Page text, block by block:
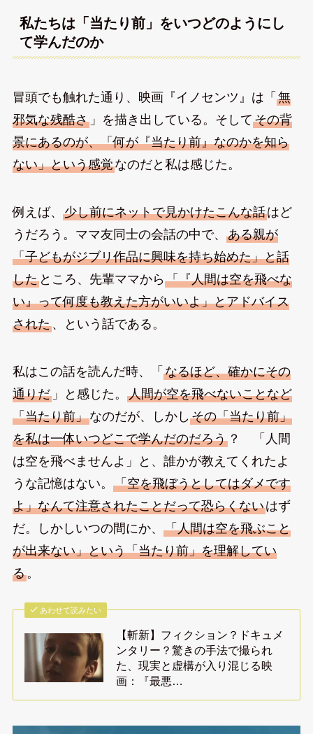
私たちは「当たり前」をいつどのようにし
て学んだのか
冒頭でも触れた通り、映画『イノセンツ』は「 無
邪気な残酷さ」を描き出している。そしてその背
景にあるのが、「何が『当たり前』なのかを知ら
ない」という感覚なのだと私は感じた。
例えば、 少し前にネットで見かけたこんな話はど
うだろう。ママ友同士の会話の中で、 ある親が
「子どもがジブリ作品に興味を持ち始めた」と話
したところ、先輩ママから「『人間は空を飛べな
い』って何度も教えた方がいいよ」とアドバイス
された、という話である。
私はこの話を読んだ時、「 なるほど、確かにその
通りだ」と感じた。 人間が空を飛べないことなど
「当たり前」なのだが、しかし その「当たり前」
を私は一体いつどこで学んだのだろう？ 「人間
は空を飛べませんよ」と、誰かが教えてくれたよ
うな記憶はない。 「空を飛ぼうとしてはダメです
よ」なんて注意されたことだって恐らくないはず
だ。しかしいつの間にか、 「人間は空を飛ぶこと
が出来ない」という「当たり前」を理解してい
る。
あわせて読みたい
【斬新】フィクション？ドキュメ
ンタリー？驚きの手法で撮られ
た、現実と虚構が入り混じる映
画：『最悪…